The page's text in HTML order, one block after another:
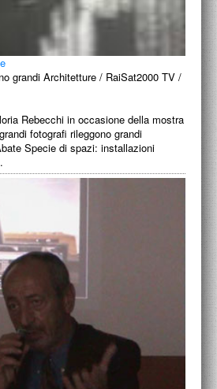
grandi Architetture / RaiSat2000 TV /
Rebecchi in occasione della mostra
fotografi rileggono grandi
Specie di spazi: installazioni